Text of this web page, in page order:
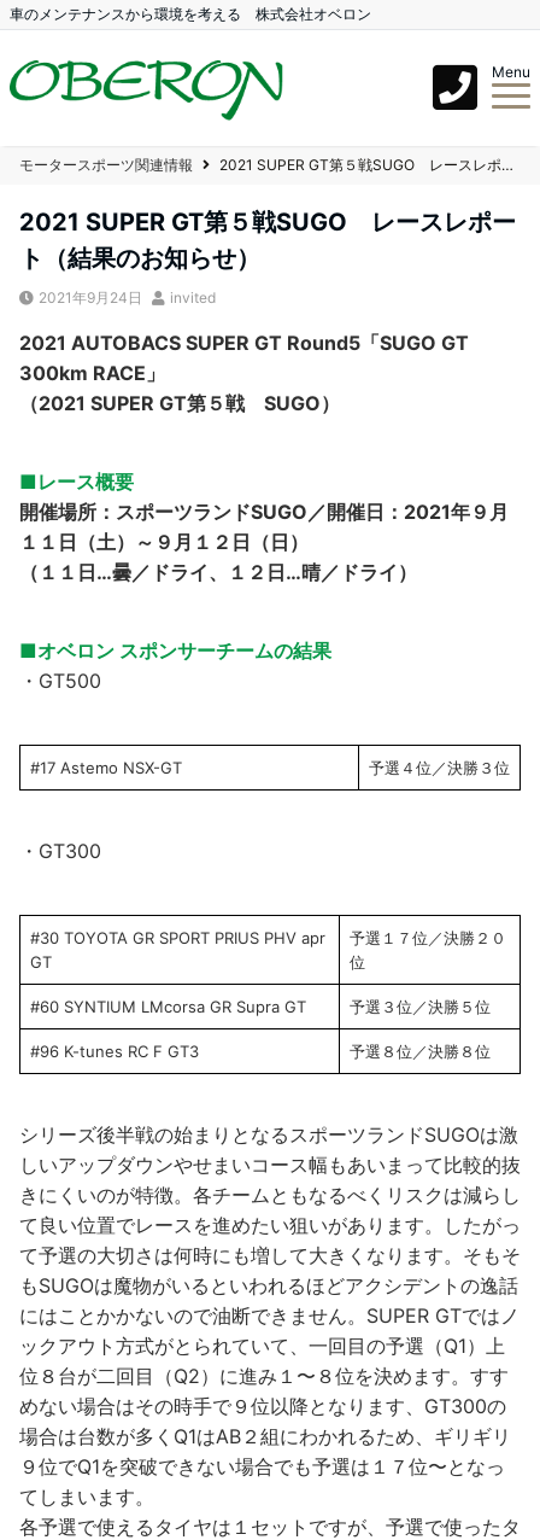
車のメンテナンスから環境を考える 株式会社オベロン
Menu
モータースポーツ関連情報 2021 SUPER GT第５戦SUGO レースレポート（結果のお知らせ）
2021 SUPER GT第５戦SUGO レースレポー
ト（結果のお知らせ）
2021年9月24日 invited
2021 AUTOBACS SUPER GT Round5「SUGO GT
300km RACE」
（2021 SUPER GT第５戦 SUGO）
■レース概要
開催場所：スポーツランドSUGO／開催日：2021年９月
１１日（土）～９月１２日（日）
（１１日…曇／ドライ、１２日…晴／ドライ）
■オベロン スポンサーチームの結果
・GT500
#17 Astemo NSX-GT 予選４位／決勝３位
・GT300
#30 TOYOTA GR SPORT PRIUS PHV apr
GT
予選１７位／決勝２０
位
#60 SYNTIUM LMcorsa GR Supra GT 予選３位／決勝５位
#96 K-tunes RC F GT3 予選８位／決勝８位
シリーズ後半戦の始まりとなるスポーツランドSUGOは激
しいアップダウンやせまいコース幅もあいまって比較的抜
きにくいのが特徴。各チームともなるべくリスクは減らし
て良い位置でレースを進めたい狙いがあります。したがっ
て予選の大切さは何時にも増して大きくなります。そもそ
もSUGOは魔物がいるといわれるほどアクシデントの逸話
にはことかかないので油断できません。SUPER GTではノ
ックアウト方式がとられていて、一回目の予選（Q1）上
位８台が二回目（Q2）に進み１〜８位を決めます。すす
めない場合はその時手で９位以降となります、GT300の
場合は台数が多くQ1はAB２組にわかれるため、ギリギリ
９位でQ1を突破できない場合でも予選は１７位〜となっ
てしまいます。
各予選で使えるタイヤは１セットですが、予選で使ったタ